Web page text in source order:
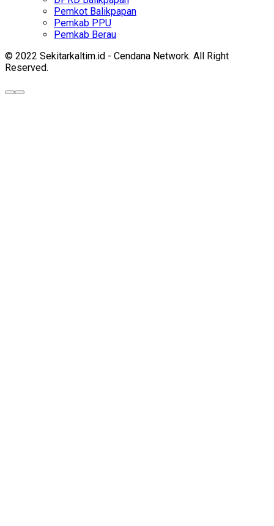
Pemkot Balikpapan
Pemkab PPU
Pemkab Berau
© 2022 Sekitarkaltim.id - Cendana Network. All Right
Reserved.